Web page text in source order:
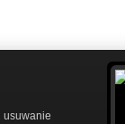
usuwanie